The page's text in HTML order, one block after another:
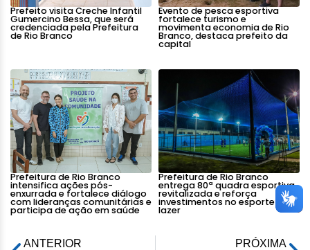
Prefeito visita Creche Infantil
Gumercino Bessa, que será
credenciada pela Prefeitura
de Rio Branco
Evento de pesca esportiva
fortalece turismo e
movimenta economia de Rio
Branco, destaca prefeito da
capital
Prefeitura de Rio Branco
intensifica ações pós-
enxurrada e fortalece diálogo
com lideranças comunitárias e
participa de ação em saúde
Prefeitura de Rio Branco
entrega 80ª quadra esportiva
revitalizada e reforça
investimentos no esporte e
lazer
ANTERIOR
PRÓXIMA